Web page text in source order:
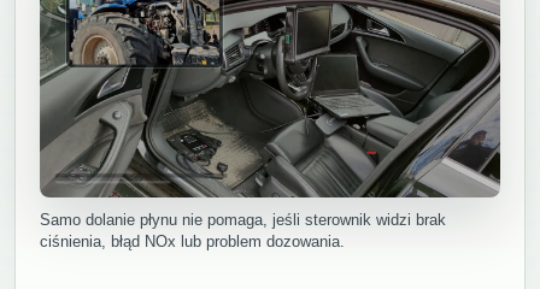
Samo dolanie płynu nie pomaga, jeśli sterownik widzi brak
ciśnienia, błąd NOx lub problem dozowania.